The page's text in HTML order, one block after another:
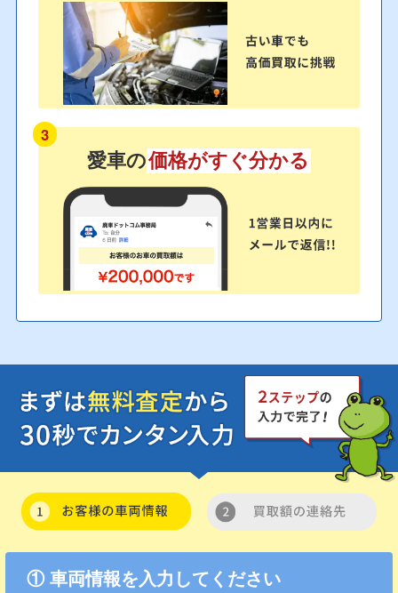
3
愛車の価格がすぐ分かる
① 車両情報を入力してください